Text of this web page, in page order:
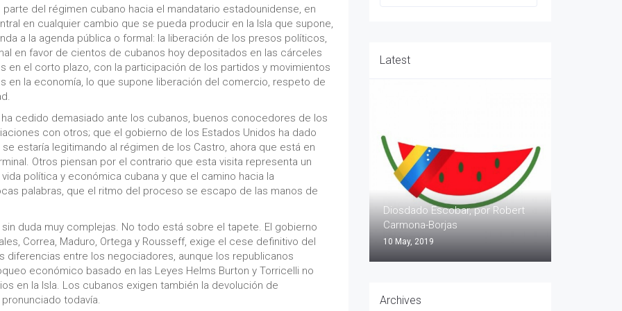
del régimen cubano hacia el mandatario estadounidense, en
en cualquier cambio que se pueda producir en la Isla que supone,
a la agenda pública o formal: la liberación de los presos políticos,
en favor de cientos de cubanos hoy depositados en las cárceles
en el corto plazo, con la participación de los partidos y movimientos
la economía, lo que supone liberación del comercio, respeto de
cedido demasiado ante los cubanos, buenos conocedores de los
con otros; que el gobierno de los Estados Unidos ha dado
estaría legitimando al régimen de los Castro, ahora que está en
Otros piensan por el contrario que esta visita representa un
política y económica cubana y que el camino hacia la
palabras, que el ritmo del proceso se escapo de las manos de
duda muy complejas. No todo está sobre el tapete. El gobierno
Correa, Maduro, Ortega y Rousseff, exige el cese definitivo del
entre los negociadores, aunque los republicanos
económico basado en las Leyes Helms Burton y Torricelli no
en la Isla. Los cubanos exigen también la devolución de
todavía.
Latest
Diosdado Escobar, por Robert
Carmona-Borjas
10 May, 2019
Archives